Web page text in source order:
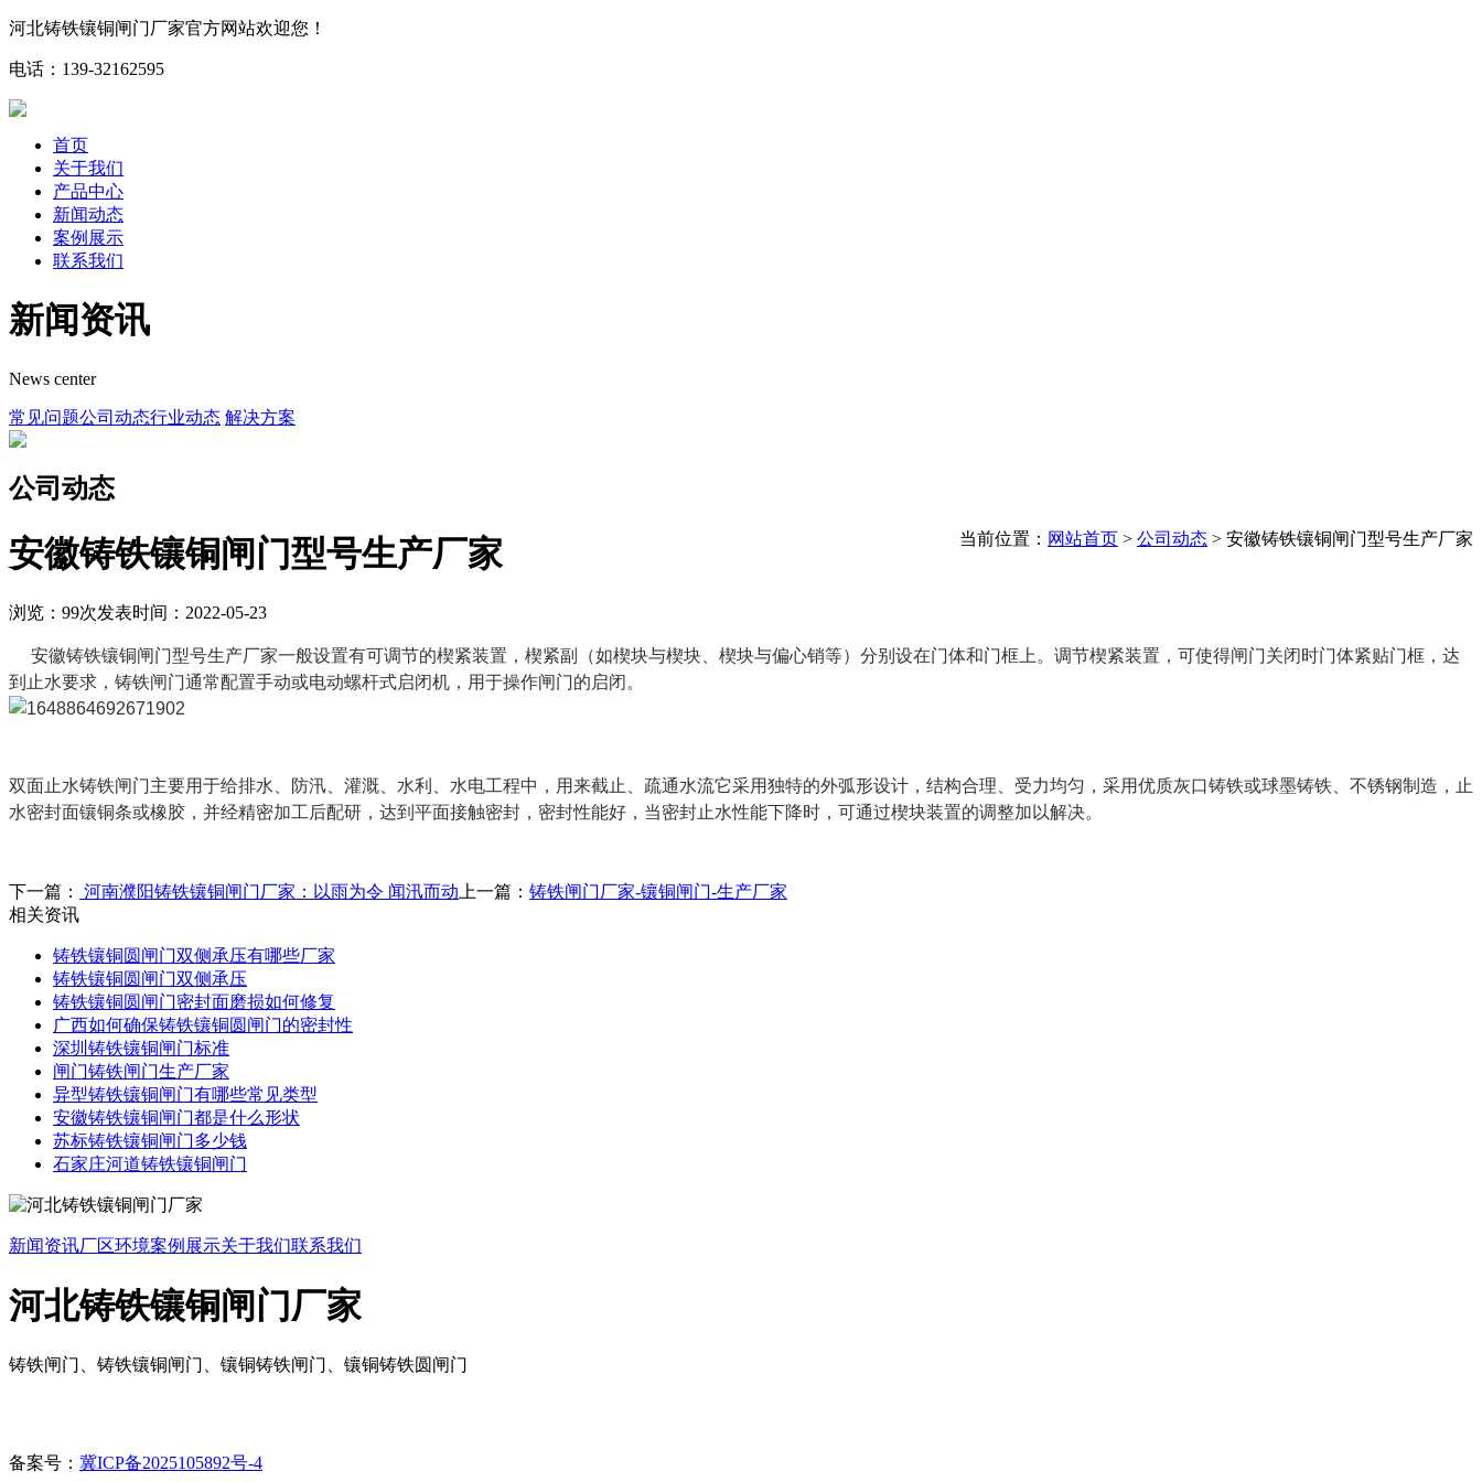
河北铸铁镶铜闸门厂家官方网站欢迎您！
电话：139-32162595
首页
关于我们
产品中心
新闻动态
案例展示
联系我们
新闻资讯
News center
常见问题公司动态行业动态 解决方案
公司动态
当前位置： 网站首页 > 公司动态 > 安徽铸铁镶铜闸门型号生产厂家
安徽铸铁镶铜闸门型号生产厂家
浏览：99次发表时间：2022-05-23
安徽铸铁镶铜闸门型号生产厂家一般设置有可调节的楔紧装置，楔紧副（如楔块与楔块、楔块与偏心销等）分别设在门体和门框上。调节楔紧装置，可使得闸门关闭时门体紧贴门框，达
到止水要求，铸铁闸门通常配置手动或电动螺杆式启闭机，用于操作闸门的启闭。
双面止水铸铁闸门主要用于给排水、防汛、灌溉、水利、水电工程中，用来截止、疏通水流它采用独特的外弧形设计，结构合理、受力均匀，采用优质灰口铸铁或球墨铸铁、不锈钢制造，止
水密封面镶铜条或橡胶，并经精密加工后配研，达到平面接触密封，密封性能好，当密封止水性能下降时，可通过楔块装置的调整加以解决。
下一篇： 河南濮阳铸铁镶铜闸门厂家：以雨为令 闻汛而动 上一篇： 铸铁闸门厂家-镶铜闸门-生产厂家
相关资讯
铸铁镶铜圆闸门双侧承压有哪些厂家
铸铁镶铜圆闸门双侧承压
铸铁镶铜圆闸门密封面磨损如何修复
广西如何确保铸铁镶铜圆闸门的密封性
深圳铸铁镶铜闸门标准
闸门铸铁闸门生产厂家
异型铸铁镶铜闸门有哪些常见类型
安徽铸铁镶铜闸门都是什么形状
苏标铸铁镶铜闸门多少钱
石家庄河道铸铁镶铜闸门
新闻资讯厂区环境案例展示关于我们联系我们
河北铸铁镶铜闸门厂家
铸铁闸门、铸铁镶铜闸门、镶铜铸铁闸门、镶铜铸铁圆闸门
备案号： 冀ICP备2025105892号-4